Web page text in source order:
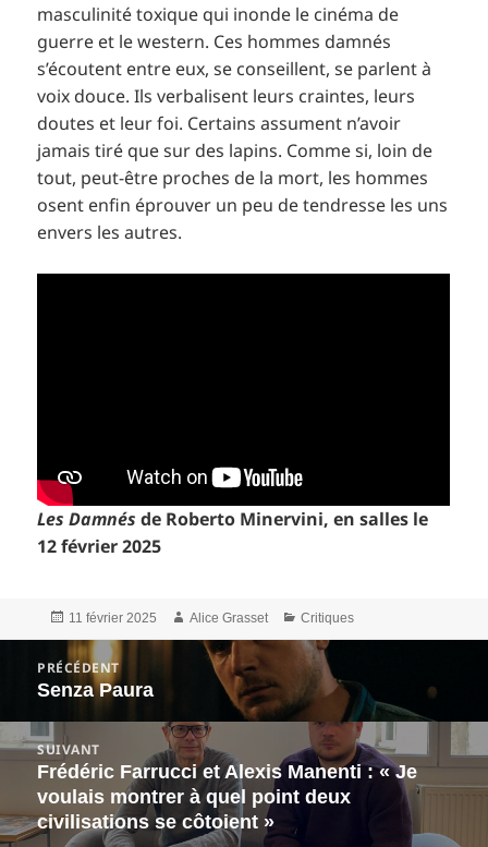
masculinité toxique qui inonde le cinéma de
guerre et le western. Ces hommes damnés
s’écoutent entre eux, se conseillent, se parlent à
voix douce. Ils verbalisent leurs craintes, leurs
doutes et leur foi. Certains assument n’avoir
jamais tiré que sur des lapins. Comme si, loin de
tout, peut-être proches de la mort, les hommes
osent enfin éprouver un peu de tendresse les uns
envers les autres.
Les Damnés de Roberto Minervini, en salles le
12 février 2025
Publié
le
11 février 2025 Auteur
Alice Grasset Catégories
Critiques
Navigation
PRÉCÉDENT
Article
Senza Paura
SUIVANT
Article
suivant :
Frédéric Farrucci et Alexis Manenti : « Je
voulais montrer à quel point deux
civilisations se côtoient »